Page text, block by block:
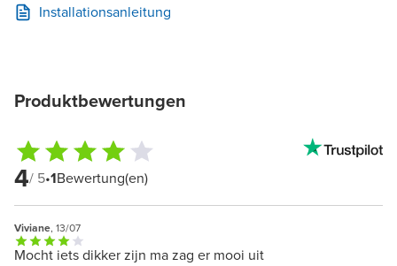
Installationsanleitung
Produktbewertungen
4/ 5•1Bewertung(en)
Viviane, 13/07
Mocht iets dikker zijn ma zag er mooi uit